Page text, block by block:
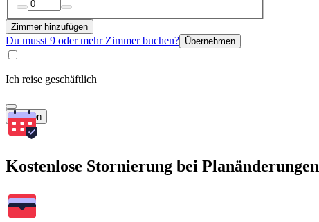
Zimmer hinzufügen
Du musst 9 oder mehr Zimmer buchen? Übernehmen
Ich reise geschäftlich
Suchen
Kostenlose Stornierung bei Planänderungen